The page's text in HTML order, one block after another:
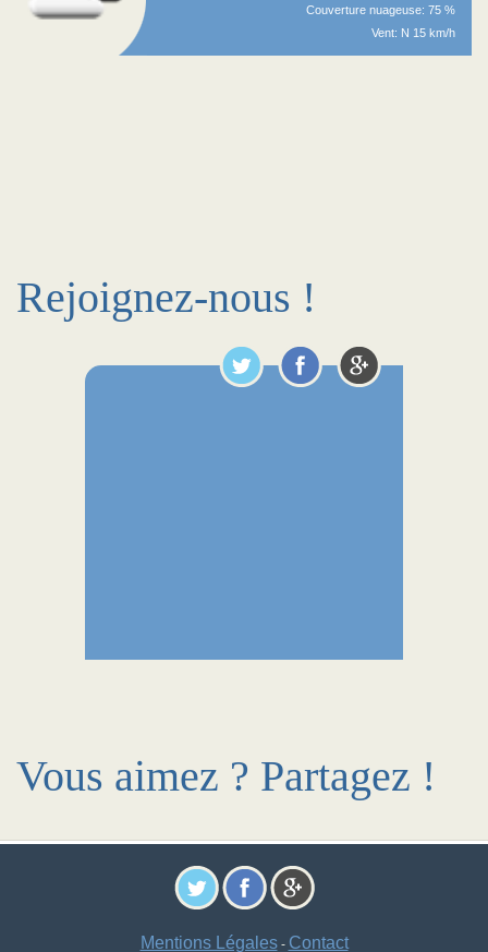
Couverture nuageuse: 75 %
Vent: N 15 km/h
Rejoignez-nous !
Vous aimez ? Partagez !
Mentions Légales- Contact